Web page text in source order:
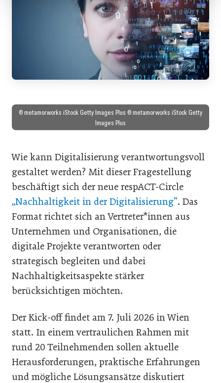
© metamorworks iStock Getty Images Plus © metamorworks iStock Getty
Images Plus
Wie kann Digitalisierung verantwortungsvoll
gestaltet werden? Mit dieser Fragestellung
beschäftigt sich der neue respACT-Circle
„Nachhaltigkeit in der Digitalisierung“. Das
Format richtet sich an Vertreter*innen aus
Unternehmen und Organisationen, die
digitale Projekte verantworten oder
strategisch begleiten und dabei
Nachhaltigkeitsaspekte stärker
berücksichtigen möchten.
Der Kick-off findet am 7. Juli 2026 in Wien
statt. In einem vertraulichen Rahmen mit
rund 20 Teilnehmenden sollen aktuelle
Herausforderungen, praktische Erfahrungen
und mögliche Lösungsansätze diskutiert